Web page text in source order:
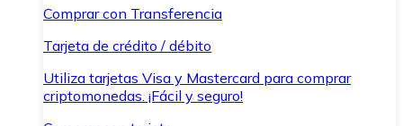
Comprar con Transferencia
Tarjeta de crédito / débito
Utiliza tarjetas Visa y Mastercard para comprar
criptomonedas. ¡Fácil y seguro!